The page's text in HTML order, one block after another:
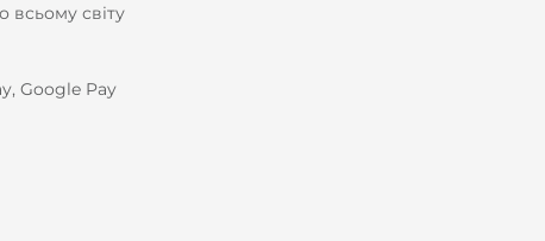
всьому світу
Google Pay